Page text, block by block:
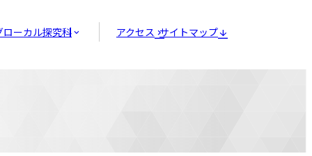
ローカル探究科 アクセス サイトマップ